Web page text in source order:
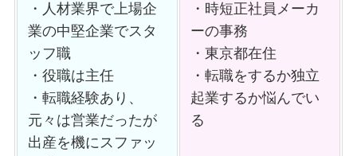
・人材業界で上場企
業の中堅企業でスタ
ッフ職
・役職は主任
・転職経験あり、
元々は営業だったが
出産を機にスファッ
・時短正社員メーカ
ーの事務
・東京都在住
・転職をするか独立
起業するか悩んでい
る